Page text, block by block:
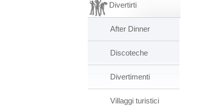
Divertirti
After Dinner
Discoteche
Divertimenti
Villaggi turistici